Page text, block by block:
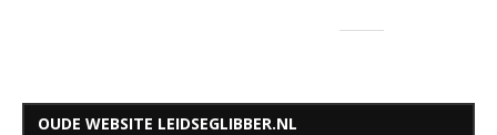
OUDE WEBSITE LEIDSEGLIBBER.NL